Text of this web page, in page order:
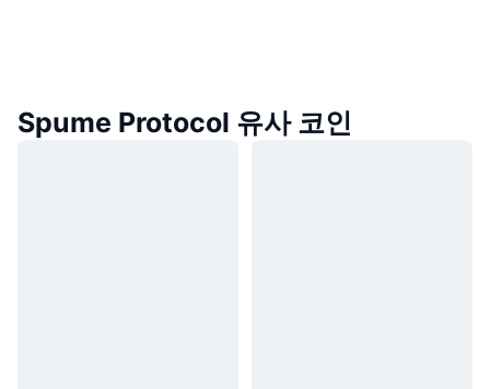
Spume Protocol 유사 코인